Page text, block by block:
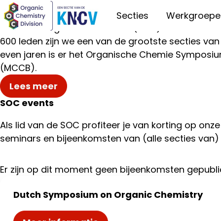
Secties
Sectie Organische Chemie (SOC)
De Sectie Organische Chemie (SOC) bevordert
600 leden zijn we een van de grootste secties
even jaren is er het Organische Chemie
(MCCB).
Lees meer
SOC events
Als lid van de SOC profiteer je van korting op
seminars en bijeenkomsten van (alle secties van)
Er zijn op dit moment geen bijeenkomsten
Dutch Symposium on Organic Chemistry